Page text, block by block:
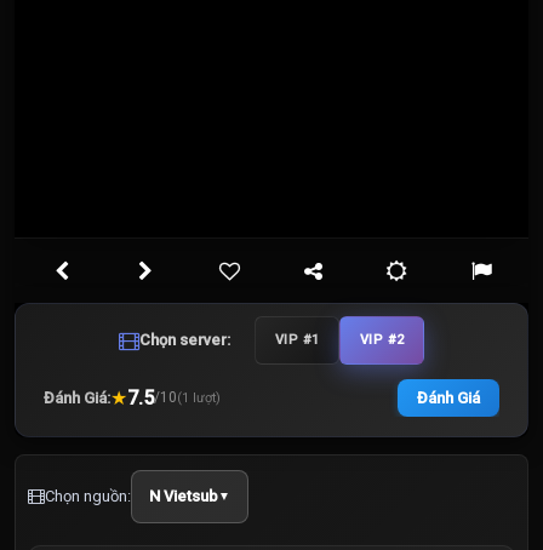
Chọn server: VIP #1 VIP #2
Đánh Giá:★7.5/10(1 lượt) Đánh Giá
Chọn nguồn: N Vietsub▼